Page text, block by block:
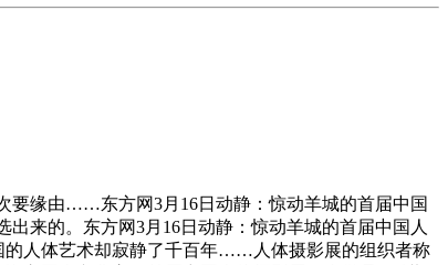
要缘由……东方网3月16日动静：惊动羊城的首届中国
来的。东方网3月16日动静：惊动羊城的首届中国人
的人体艺术却寂静了千百年……人体摄影展的组织者称